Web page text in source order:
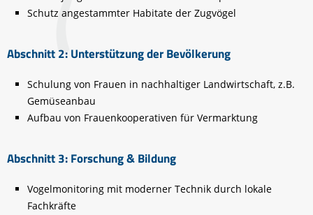
Schutz angestammter Habitate der Zugvögel
Abschnitt 2: Unterstützung der Bevölkerung
Schulung von Frauen in nachhaltiger Landwirtschaft, z.B.
Gemüseanbau
Aufbau von Frauenkooperativen für Vermarktung
Abschnitt 3: Forschung & Bildung
Vogelmonitoring mit moderner Technik durch lokale
Fachkräfte